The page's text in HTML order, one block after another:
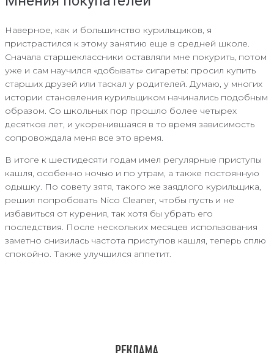
Наверное, как и большинство курильщиков, я
пристрастился к этому занятию еще в средней школе.
Сначала старшеклассники оставляли мне покурить, потом
уже и сам научился «добывать» сигареты: просил купить
старших друзей или таскал у родителей. Думаю, у многих
истории становления курильщиком начинались подобным
образом. Со школьных пор прошло более четырех
десятков лет, и укоренившаяся в то время зависимость
сопровождала меня все это время.
В итоге к шестидесяти годам имел регулярные приступы
кашля, особенно ночью и по утрам, а также постоянную
одышку. По совету зятя, такого же заядлого курильщика,
решил попробовать Nico Cleaner, чтобы пусть и не
избавиться от курения, так хотя бы убрать его
последствия. После нескольких месяцев использования
заметно снизилась частота приступов кашля, теперь сплю
спокойно. Также улучшился аппетит.